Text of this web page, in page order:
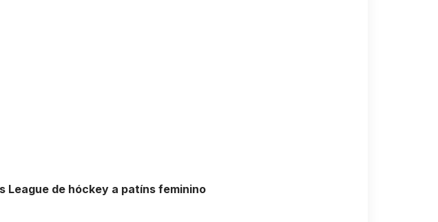
League de hóckey a patíns feminino